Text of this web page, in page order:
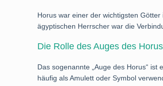
Horus war einer der wichtigsten
ägyptischen Herrscher war die
Die Rolle des Auges des
Das sogenannte „Auge des Horus“
häufig als Amulett oder Symbol